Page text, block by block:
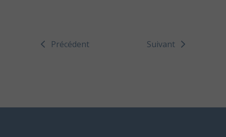
Précédent Suivant